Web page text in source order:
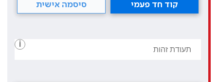
קוד חד פעמי סיסמה אישית
i